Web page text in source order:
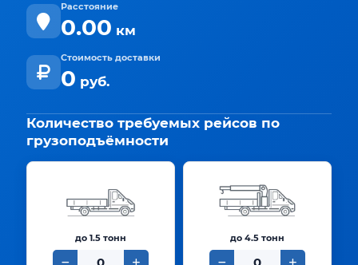
Расстояние
0.00 км
Стоимость доставки
0 руб.
Количество требуемых рейсов по
грузоподъёмности
до 1.5 тонн до 4.5 тонн